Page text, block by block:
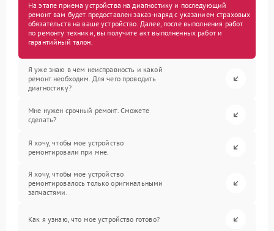
На этапе приема устройства на диагностику и последующий
ремонт вам будет предоставлен заказ-наряд с указанием страховых
обязательств на ваше устройство. Далее, после выполнения работ
по ремонту техники, вы получите акт выполненных работ и
гарантийный талон.
Я уже знаю в чем неисправность и какой
ремонт необходим. Для чего проводить
диагностику?
Мне нужен срочный ремонт. Сможете
сделать?
Я хочу, чтобы мое устройство
ремонтировали при мне.
Я хочу, чтобы мое устройство
ремонтировалось только оригинальными
запчастями.
Как я узнаю, что мое устройство готово?